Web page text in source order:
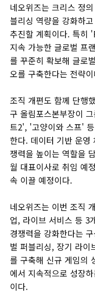
네오위즈는 크리스 정
블리싱 역량을 강화하
추진할 계획이다. 특히
지속 가능한 글로벌 프
를 꾸준히 확보해 글로
오를 구축한다는 전략
조직 개편도 함께 단행
구 올림포스본부장이
트2', '고양이와 스프'
한다. 데이터 기반 운영
쟁력을 높이는 역할을
월 대표이사로 취임 예
속 이끌 예정이다.
네오위즈는 이번 조직
업, 라이브 서비스 등 3
경쟁력을 강화한다는
벌 퍼블리싱, 장기 라이
를 구축해 신규 게임의
에서 지속적으로 성장
이다.